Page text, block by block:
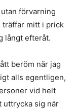
förvarning
träffar mitt i prick
långt efteråt.
beröm när jag
alls egentligen,
vid helt
uttrycka sig när